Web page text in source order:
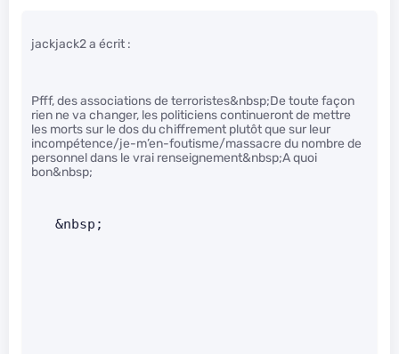
jackjack2 a écrit :
Pfff, des associations de terroristes&nbsp;De toute façon
rien ne va changer, les politiciens continueront de mettre
les morts sur le dos du chiffrement plutôt que sur leur
incompétence/je-m’en-foutisme/massacre du nombre de
personnel dans le vrai renseignement&nbsp;A quoi
bon&nbsp;
   &nbsp;